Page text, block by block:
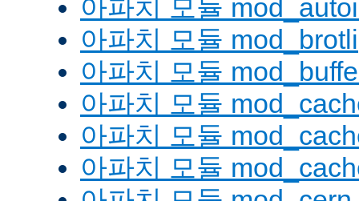
아파치 모듈
아파치 모듈 mod_brotli
아파치 모듈
아파치 모듈
아파치 모듈
아파치 모듈